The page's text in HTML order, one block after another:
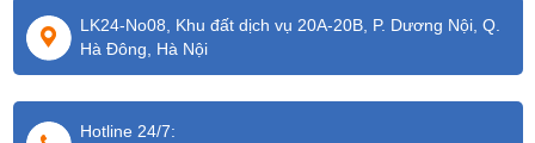
LK24-No08, Khu đất dịch vụ 20A-20B, P. Dương Nội, Q.
Hà Đông, Hà Nội
Hotline 24/7: